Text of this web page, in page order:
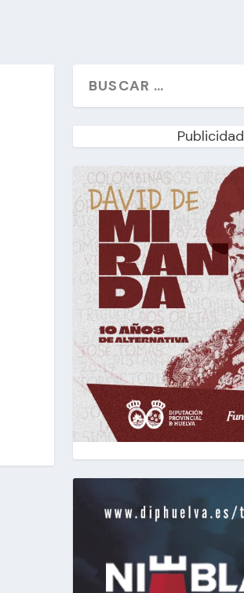
Publicidad